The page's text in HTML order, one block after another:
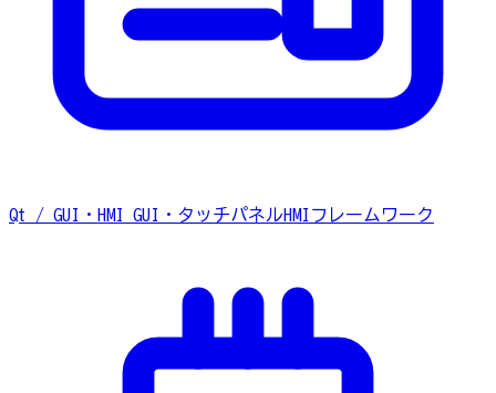
Qt / GUI・HMI GUI・タッチパネルHMIフレームワーク